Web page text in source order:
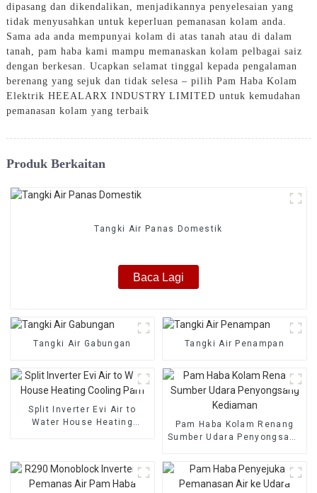
dipasang dan dikendalikan, menjadikannya penyelesaian yang
tidak menyusahkan untuk keperluan pemanasan kolam anda.
Sama ada anda mempunyai kolam di atas tanah atau di dalam
tanah, pam haba kami mampu memanaskan kolam pelbagai saiz
dengan berkesan. Ucapkan selamat tinggal kepada pengalaman
berenang yang sejuk dan tidak selesa – pilih Pam Haba Kolam
Elektrik HEEALARX INDUSTRY LIMITED untuk kemudahan
pemanasan kolam yang terbaik
Produk Berkaitan
Tangki Air Panas Domestik
Baca Lagi
Tangki Air Gabungan Tangki Air Penampan
Split Inverter Evi Air to
Water House Heating
Pam Haba Kolam Renang
Sumber Udara Penyongsang